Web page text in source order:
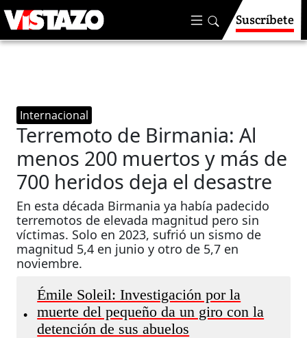
Suscríbete
Internacional
Terremoto de Birmania: Al
menos 200 muertos y más de
700 heridos deja el desastre
En esta década Birmania ya había padecido
terremotos de elevada magnitud pero sin
víctimas. Solo en 2023, sufrió un sismo de
magnitud 5,4 en junio y otro de 5,7 en
noviembre.
•
Émile Soleil: Investigación por la
muerte del pequeño da un giro con la
detención de sus abuelos